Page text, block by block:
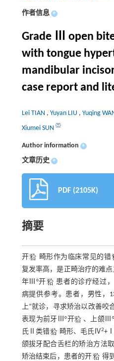
作者信息 +
Grade Ⅲ open
with tongue
mandibular
case report and
Lei TIAN , Yuyan LIU , Yuqing
Xiumei SUN
Author information +
文章历史 +
PDF (2105K)
摘要
开 畸形作为临床常见的错
复发率高，是正畸治疗的难
年Ⅲ°开
患者的诊疗经过
病提供参考。患者，男性，
上”就诊，寻求矫治以改善咬
表现为前牙Ⅲ°开
、上颌
氏Ⅱ类错
畸形、毛氏Ⅳ2+Ⅰ
颌拔牙配合舌栏的矫治方法
矫治结束后，患者的开
得